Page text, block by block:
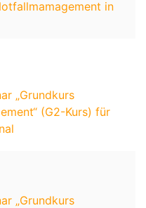
in
„Grundkurs
(G2-Kurs) für
„Grundkurs